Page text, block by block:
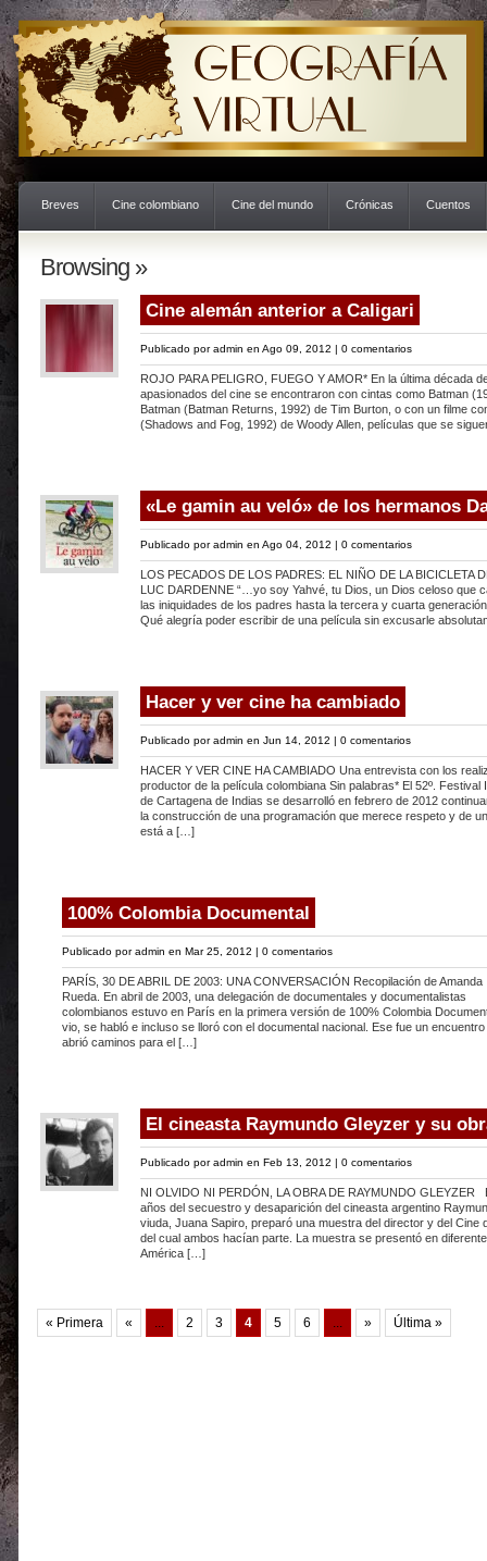
Breves Cine colombiano Cine del mundo Crónicas Cuentos
Browsing »
Cine alemán anterior a Caligari
Publicado poradmin en Ago 09, 2012 | 0 comentarios
ROJO PARA PELIGRO, FUEGO Y AMOR* En la última década
apasionados del cine se encontraron con cintas como Batman
Batman (Batman Returns, 1992) de Tim Burton, o con un filme
(Shadows and Fog, 1992) de Woody Allen, películas que se
«Le gamin au veló» de los hermanos
Publicado poradmin en Ago 04, 2012 | 0 comentarios
LOS PECADOS DE LOS PADRES: EL NIÑO DE LA BICICLETA
LUC DARDENNE “…yo soy Yahvé, tu Dios, un Dios celoso que
las iniquidades de los padres hasta la tercera y cuarta
Qué alegría poder escribir de una película sin excusarle
Hacer y ver cine ha cambiado
Publicado poradmin en Jun 14, 2012 | 0 comentarios
HACER Y VER CINE HA CAMBIADO Una entrevista con los
productor de la película colombiana Sin palabras* El 52º. Festival
de Cartagena de Indias se desarrolló en febrero de 2012
la construcción de una programación que merece respeto y de
está a […]
100% Colombia Documental
Publicado poradmin en Mar 25, 2012 | 0 comentarios
PARÍS, 30 DE ABRIL DE 2003: UNA CONVERSACIÓN Recopilación de Amanda
Rueda. En abril de 2003, una delegación de documentales y documentalistas
colombianos estuvo en París en la primera versión de 100% Colombia
vio, se habló e incluso se lloró con el documental nacional. Ese fue un encuentro
abrió caminos para el […]
El cineasta Raymundo Gleyzer y su
Publicado poradmin en Feb 13, 2012 | 0 comentarios
NI OLVIDO NI PERDÓN, LA OBRA DE RAYMUNDO GLEYZER
años del secuestro y desaparición del cineasta argentino
viuda, Juana Sapiro, preparó una muestra del director y del Cine
del cual ambos hacían parte. La muestra se presentó en
América […]
« Primera « ... 2 3 4 5 6 ... » Última »